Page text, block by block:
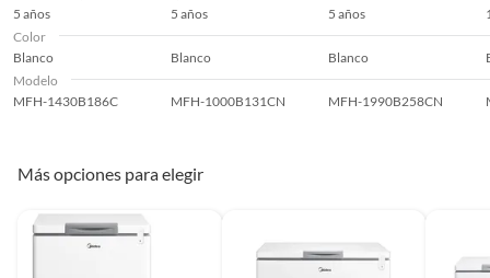
Duración en
condiciones
previsibles de uso
10 año(s)
disponibilidad de
10 año(s)
5 años
5 años 5 años
Color
Blanco
Blanco Blanco
Modelo
MFH-1430B186C
MFH-1000B131CN MFH-1990B258CN
Más opciones para elegir